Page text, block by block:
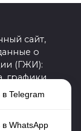
сайт,
о
(ГЖИ):
графики
на
разрешить